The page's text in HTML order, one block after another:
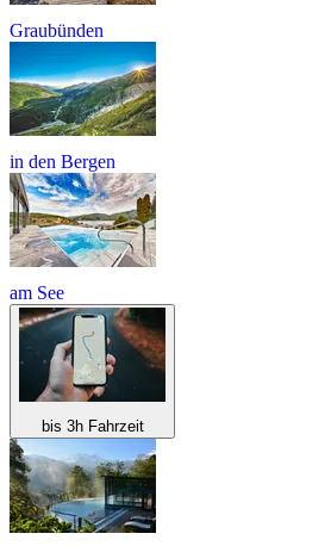
Graubünden
in den Bergen
am See
bis 3h Fahrzeit